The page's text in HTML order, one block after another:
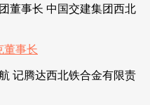
董事长 中国交建集团西北
记腾达西北铁合金有限责